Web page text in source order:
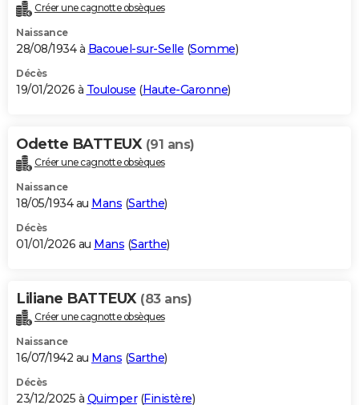
Créer une cagnotte obsèques
Naissance
28/08/1934 à Bacouel-sur-Selle (Somme)
Décès
19/01/2026 à Toulouse (Haute-Garonne)
Odette BATTEUX (91 ans)
Créer une cagnotte obsèques
Naissance
18/05/1934 au Mans (Sarthe)
Décès
01/01/2026 au Mans (Sarthe)
Liliane BATTEUX (83 ans)
Créer une cagnotte obsèques
Naissance
16/07/1942 au Mans (Sarthe)
Décès
23/12/2025 à Quimper(Finistère)